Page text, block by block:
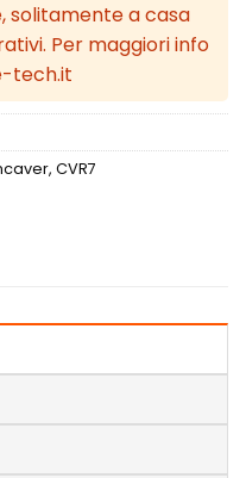
solitamente a casa
Per maggiori info
tech.it
, CVR7